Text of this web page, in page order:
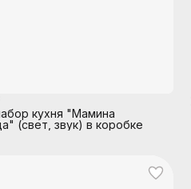
кухня "Мамина
(свет, звук) в коробке